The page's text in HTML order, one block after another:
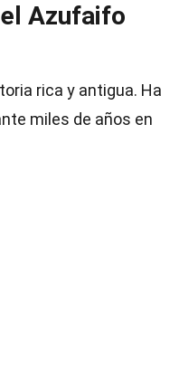
Azufaifo
rica y antigua. Ha
miles de años en